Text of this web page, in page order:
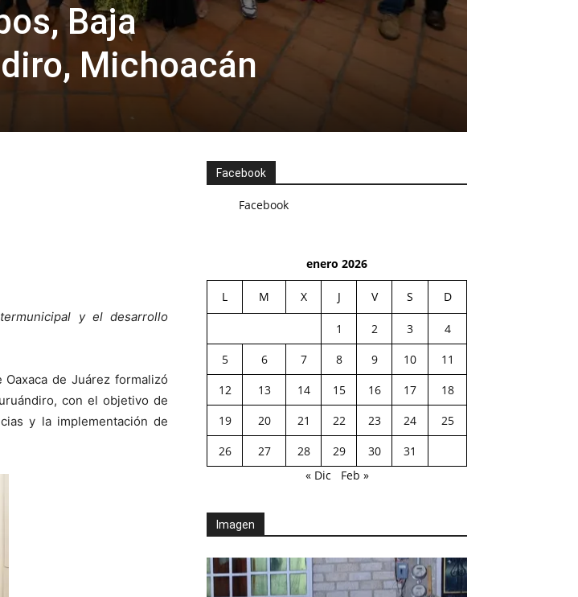
Baja
Michoacán
y el desarrollo
de Juárez formalizó
con el objetivo de
y la implementación de
Facebook
Facebook
enero 2026
L M X J V S D
1 2 3
4
5
6 7 8 9 10
11
12
13 14 15 16 17
18
19
20 21 22 23 24
25
26
27 28 29 30
31
« Dic
Feb »
Imagen